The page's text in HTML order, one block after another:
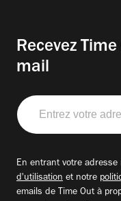
Recevez
mail
Entrez
votre
adresse
En entrant votre adresse
d'utilisation et notre
emails de Time Out à